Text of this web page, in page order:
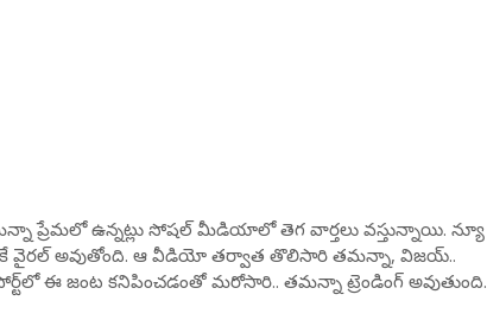
ప్రేమలో ఉన్నట్లు సోషల్ మీడియాలో తెగ వార్తలు వస్తున్నాయి. న్యూ
వైరల్ అవుతోంది. ఆ వీడియో తర్వాత తొలిసారి తమన్నా, విజయ్..
ఈ జంట కనిపించడంతో మరోసారి.. తమన్నా ట్రెండింగ్ అవుతుంది.